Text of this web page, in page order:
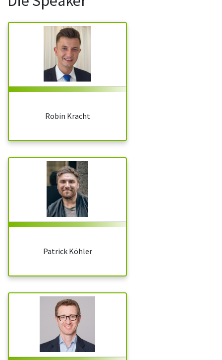
Robin Kracht
Patrick Köhler